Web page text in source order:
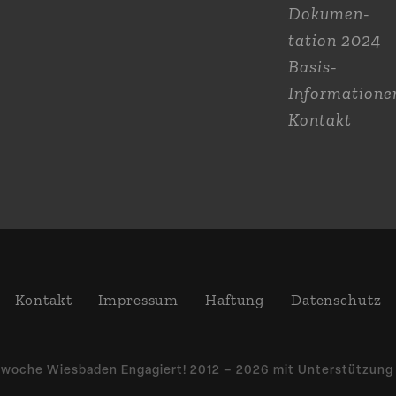
Dokumen­
tation 2024
Basis-
Kontakt
Kontakt Impressum Haftung Daten­schutz
Wiesbaden Engagiert! 2012 – 2026 mit Unter­stützung